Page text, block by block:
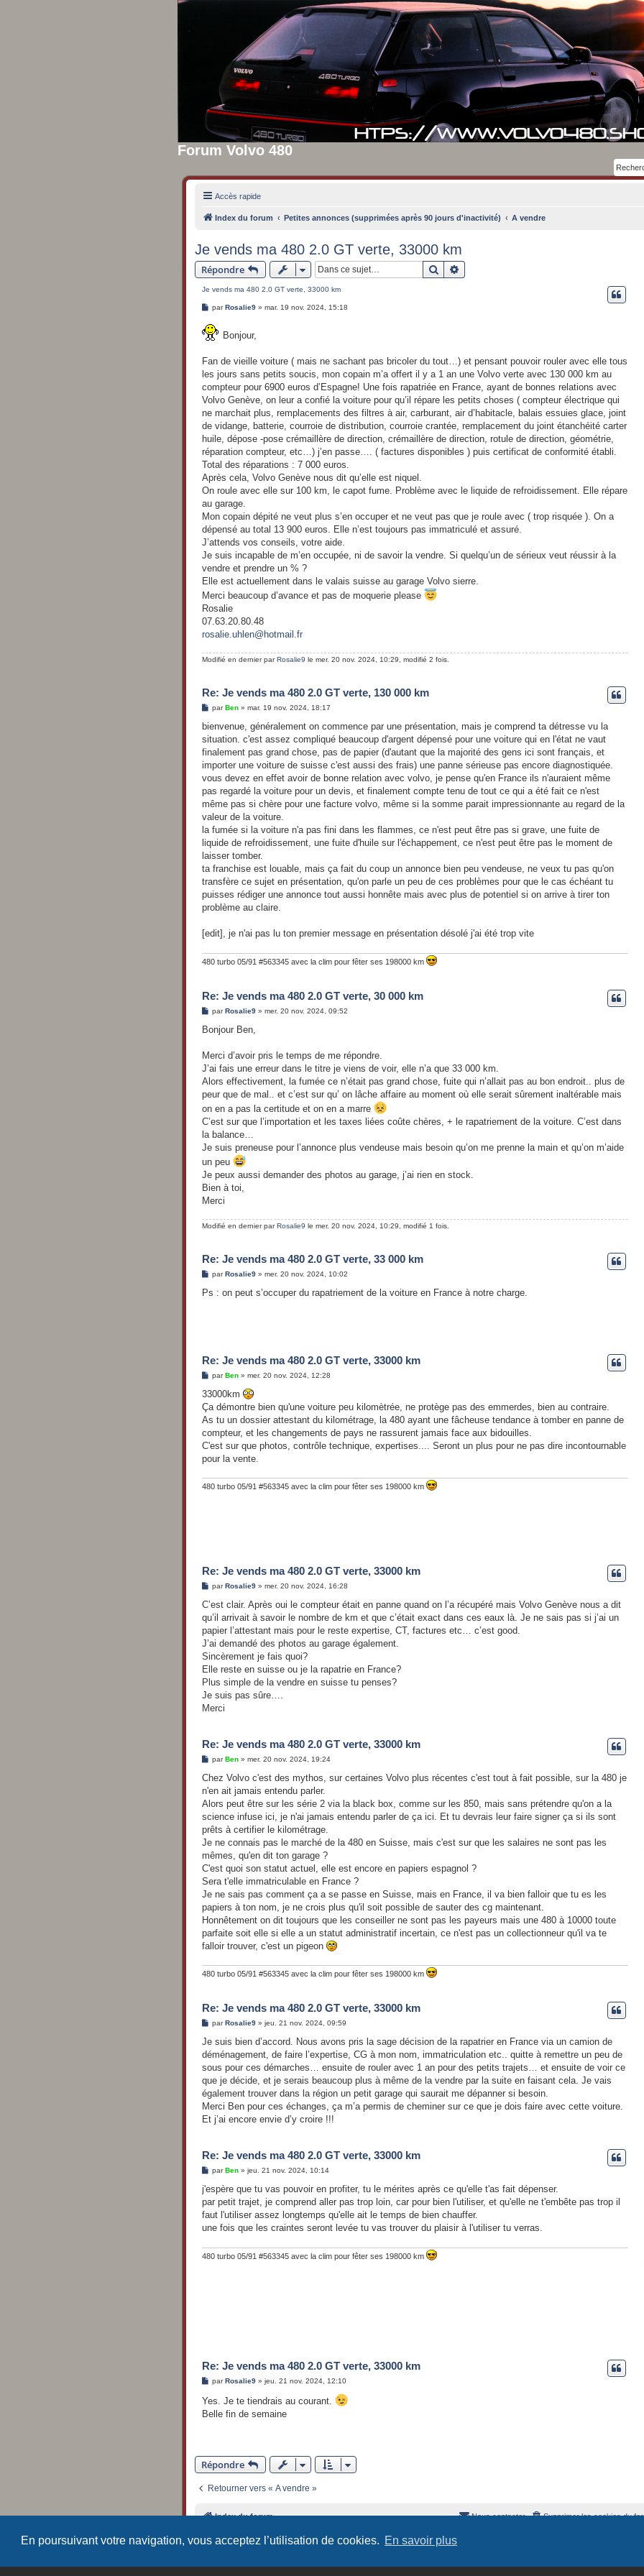
En poursuivant votre navigation, vous acceptez l’utilisation de cookies. En savoir plus
Forum Volvo 480
Accès rapide
Index du forum Petites annonces (supprimées après 90 jours d'inactivité) A vendre
Je vends ma 480 2.0 GT verte, 33000 km
Répondre Rechercher
Je vends ma 480 2.0 GT verte, 33000 km
M
s
s
a
e
parRosalie9 » mar. 19 nov. 2024, 15:18
Bonjour,
Fan de vieille voiture ( mais ne sachant pas bricoler du tout…) et pensant pouvoir rouler avec elle tous
les jours sans petits soucis, mon copain m’a offert il y a 1 an une Volvo verte avec 130 000 km au
compteur pour 6900 euros d’Espagne! Une fois rapatriée en France, ayant de bonnes relations avec
Volvo Genève, on leur a confié la voiture pour qu’il répare les petits choses ( compteur électrique qui
ne marchait plus, remplacements des filtres à air, carburant, air d’habitacle, balais essuies glace, joint
de vidange, batterie, courroie de distribution, courroie crantée, remplacement du joint étanchéité carter
huile, dépose -pose crémaillère de direction, crémaillère de direction, rotule de direction, géométrie,
réparation compteur, etc…) j’en passe…. ( factures disponibles ) puis certificat de conformité établi.
Total des réparations : 7 000 euros.
Après cela, Volvo Genève nous dit qu’elle est niquel.
On roule avec elle sur 100 km, le capot fume. Problème avec le liquide de refroidissement. Elle répare
au garage.
Mon copain dépité ne veut plus s’en occuper et ne veut pas que je roule avec ( trop risquée ). On a
dépensé au total 13 900 euros. Elle n’est toujours pas immatriculé et assuré.
J’attends vos conseils, votre aide.
Je suis incapable de m’en occupée, ni de savoir la vendre. Si quelqu’un de sérieux veut réussir à la
vendre et prendre un % ?
Elle est actuellement dans le valais suisse au garage Volvo sierre.
Merci beaucoup d’avance et pas de moquerie please
Rosalie
07.63.20.80.48
rosalie.uhlen@hotmail.fr
Modifié en dernier parRosalie9 le mer. 20 nov. 2024, 10:29, modifié 2 fois.
Re: Je vends ma 480 2.0 GT verte, 130 000 km
M
s
a
g
parBen » mar. 19 nov. 2024, 18:17
bienvenue, généralement on commence par une présentation, mais je comprend ta détresse vu la
situation. c'est assez compliqué beaucoup d'argent dépensé pour une voiture qui en l'état ne vaut
finalement pas grand chose, pas de papier (d'autant que la majorité des gens ici sont français, et
importer une voiture de suisse c'est aussi des frais) une panne sérieuse pas encore diagnostiquée.
vous devez en effet avoir de bonne relation avec volvo, je pense qu'en France ils n'auraient même
pas regardé la voiture pour un devis, et finalement compte tenu de tout ce qui a été fait ce n'est
même pas si chère pour une facture volvo, même si la somme parait impressionnante au regard de la
valeur de la voiture.
la fumée si la voiture n'a pas fini dans les flammes, ce n'est peut être pas si grave, une fuite de
liquide de refroidissement, une fuite d'huile sur l'échappement, ce n'est peut être pas le moment de
laisser tomber.
ta franchise est louable, mais ça fait du coup un annonce bien peu vendeuse, ne veux tu pas qu'on
transfère ce sujet en présentation, qu'on parle un peu de ces problèmes pour que le cas échéant tu
puisses rédiger une annonce tout aussi honnête mais avec plus de potentiel si on arrive à tirer ton
problème au claire.
[edit], je n'ai pas lu ton premier message en présentation désolé j'ai été trop vite
480 turbo 05/91 #563345 avec la clim pour fêter ses 198000 km
Re: Je vends ma 480 2.0 GT verte, 30 000 km
M
s
g
parRosalie9 » mer. 20 nov. 2024, 09:52
Bonjour Ben,
Merci d’avoir pris le temps de me répondre.
J’ai fais une erreur dans le titre je viens de voir, elle n’a que 33 000 km.
Alors effectivement, la fumée ce n’était pas grand chose, fuite qui n’allait pas au bon endroit.. plus de
peur que de mal.. et c’est sur qu’ on lâche affaire au moment où elle serait sûrement inaltérable mais
on en a pas la certitude et on en a marre
C’est sur que l’importation et les taxes liées coûte chères, + le rapatriement de la voiture. C’est dans
la balance…
Je suis preneuse pour l’annonce plus vendeuse mais besoin qu’on me prenne la main et qu’on m’aide
un peu
Je peux aussi demander des photos au garage, j’ai rien en stock.
Bien à toi,
Merci
Modifié en dernier parRosalie9 le mer. 20 nov. 2024, 10:29, modifié 1 fois.
Re: Je vends ma 480 2.0 GT verte, 33 000 km
M
s
parRosalie9 » mer. 20 nov. 2024, 10:02
Ps : on peut s’occuper du rapatriement de la voiture en France à notre charge.
Re: Je vends ma 480 2.0 GT verte, 33000 km
M
s
a
g
parBen » mer. 20 nov. 2024, 12:28
33000km
Ça démontre bien qu'une voiture peu kilomètrée, ne protège pas des emmerdes, bien au contraire.
As tu un dossier attestant du kilométrage, la 480 ayant une fâcheuse tendance à tomber en panne de
compteur, et les changements de pays ne rassurent jamais face aux bidouilles.
C'est sur que photos, contrôle technique, expertises.... Seront un plus pour ne pas dire incontournable
pour la vente.
480 turbo 05/91 #563345 avec la clim pour fêter ses 198000 km
Re: Je vends ma 480 2.0 GT verte, 33000 km
M
s
a
g
e
parRosalie9 » mer. 20 nov. 2024, 16:28
C’est clair. Après oui le compteur était en panne quand on l’a récupéré mais Volvo Genève nous a dit
qu’il arrivait à savoir le nombre de km et que c’était exact dans ces eaux là. Je ne sais pas si j’ai un
papier l’attestant mais pour le reste expertise, CT, factures etc… c’est good.
J’ai demandé des photos au garage également.
Sincèrement je fais quoi?
Elle reste en suisse ou je la rapatrie en France?
Plus simple de la vendre en suisse tu penses?
Je suis pas sûre….
Merci
Re: Je vends ma 480 2.0 GT verte, 33000 km
M
s
a
g
parBen » mer. 20 nov. 2024, 19:24
Chez Volvo c'est des mythos, sur certaines Volvo plus récentes c'est tout à fait possible, sur la 480 je
n'en ait jamais entendu parler.
Alors peut être sur les série 2 via la black box, comme sur les 850, mais sans prétendre qu'on a la
science infuse ici, je n'ai jamais entendu parler de ça ici. Et tu devrais leur faire signer ça si ils sont
prêts à certifier le kilométrage.
Je ne connais pas le marché de la 480 en Suisse, mais c'est sur que les salaires ne sont pas les
mêmes, qu'en dit ton garage ?
C'est quoi son statut actuel, elle est encore en papiers espagnol ?
Sera t'elle immatriculable en France ?
Je ne sais pas comment ça a se passe en Suisse, mais en France, il va bien falloir que tu es les
papiers à ton nom, je ne crois plus qu'il soit possible de sauter des cg maintenant.
Honnêtement on dit toujours que les conseiller ne sont pas les payeurs mais une 480 à 10000 toute
parfaite soit elle si elle a un statut administratif incertain, ce n'est pas un collectionneur qu'il va te
falloir trouver, c'est un pigeon
480 turbo 05/91 #563345 avec la clim pour fêter ses 198000 km
Re: Je vends ma 480 2.0 GT verte, 33000 km
M
s
a
g
par Rosalie9 » jeu. 21 nov. 2024, 09:59
Je suis bien d’accord. Nous avons pris la sage décision de la rapatrier en France via un camion de
déménagement, de faire l’expertise, CG à mon nom, immatriculation etc.. quitte à remettre un peu de
sous pour ces démarches… ensuite de rouler avec 1 an pour des petits trajets… et ensuite de voir ce
que je décide, et je serais beaucoup plus à même de la vendre par la suite en faisant cela. Je vais
également trouver dans la région un petit garage qui saurait me dépanner si besoin.
Merci Ben pour ces échanges, ça m’a permis de cheminer sur ce que je dois faire avec cette voiture.
Et j’ai encore envie d’y croire !!!
Re: Je vends ma 480 2.0 GT verte, 33000 km
M
s
a
g
par Ben » jeu. 21 nov. 2024, 10:14
j'espère que tu vas pouvoir en profiter, tu le mérites après ce qu'elle t'as fait dépenser.
par petit trajet, je comprend aller pas trop loin, car pour bien l'utiliser, et qu'elle ne t'embête pas trop il
faut l'utiliser assez longtemps qu'elle ait le temps de bien chauffer.
une fois que les craintes seront levée tu vas trouver du plaisir à l'utiliser tu verras.
480 turbo 05/91 #563345 avec la clim pour fêter ses 198000 km
Re: Je vends ma 480 2.0 GT verte, 33000 km
M
s
s
a
par Rosalie9 » jeu. 21 nov. 2024, 12:10
Yes. Je te tiendrais au courant.
Belle fin de semaine
Répondre
Retourner vers « A vendre »
Index du forum Supprimer les cookies du
Nous contacter
Revolution style by